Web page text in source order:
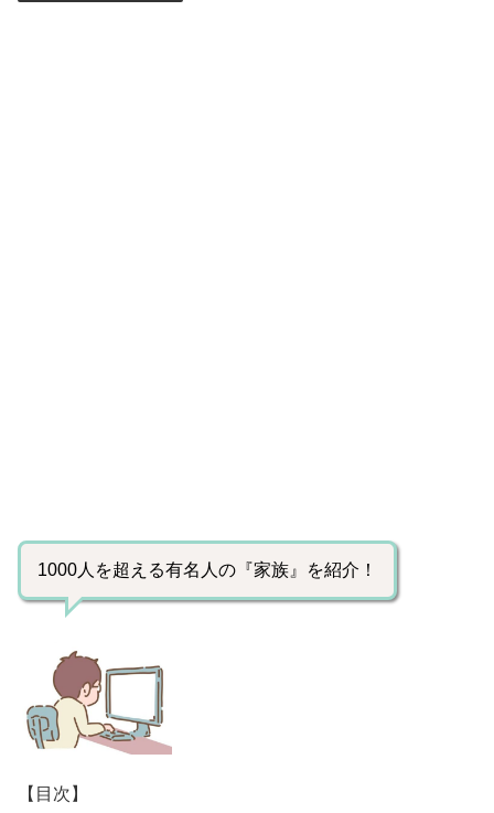
1000人を超える有名人の『家族』を紹介！
【目次】